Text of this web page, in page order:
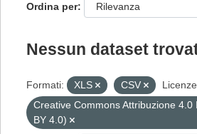
Ordina per
Nessun dataset
Formati: XLS CSV
Creative Commons Attribuzione 4.0
BY 4.0)